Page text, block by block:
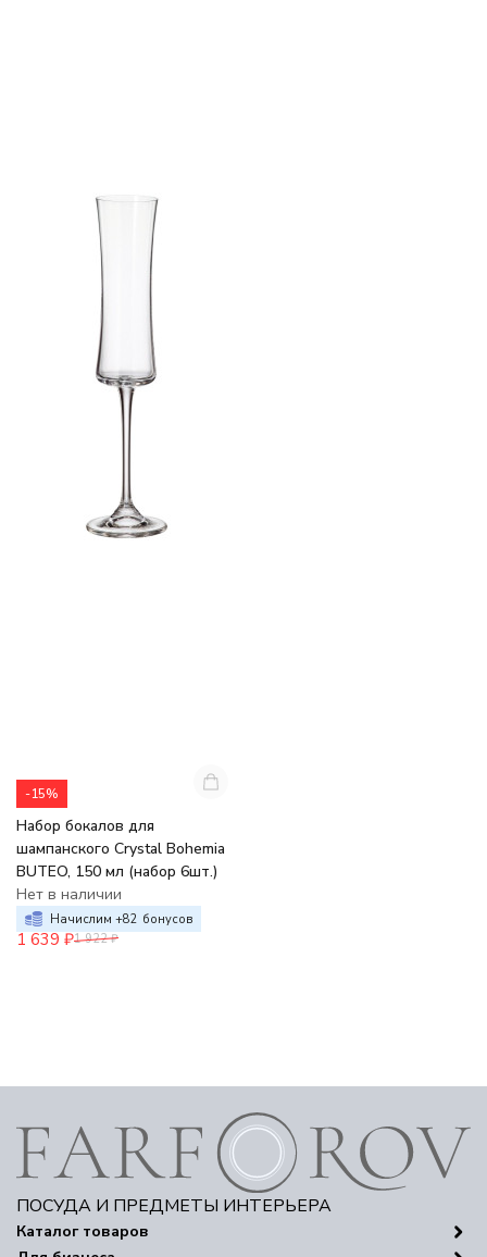
-15%
Набор бокалов для
шампанского Crystal Bohemia
BUTEO, 150 мл (набор 6шт.)
Нет в наличии
Начислим +82 бонусов
1 639 ₽1 922 ₽
ПОСУДА И ПРЕДМЕТЫ ИНТЕРЬЕРА
Каталог товаров